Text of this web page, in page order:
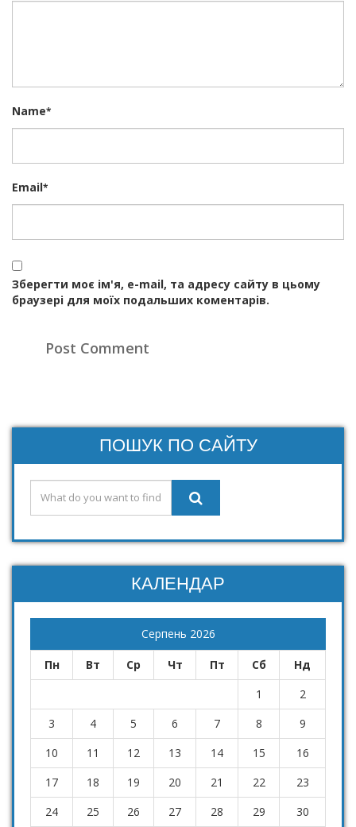
Name*
Email*
Зберегти моє ім'я, e-mail, та адресу сайту в цьому
браузері для моїх подальших коментарів.
ПОШУК ПО САЙТУ
КАЛЕНДАР
Серпень 2026
Пн Вт Ср Чт Пт Сб
Нд
1
2
3
4 5 6 7 8
9
10
11 12 13 14 15
16
17
18 19 20 21 22
23
24
25 26 27 28 29
30